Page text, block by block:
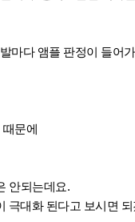
마다 앰플 판정이 들어
문에
안되는데요.
극대화 된다고 보시면